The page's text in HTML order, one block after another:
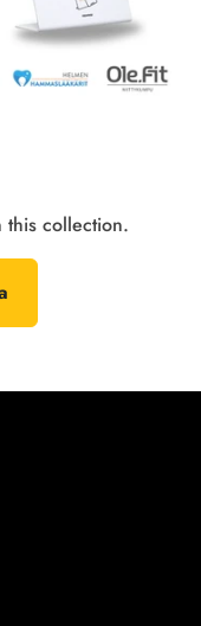
this collection.